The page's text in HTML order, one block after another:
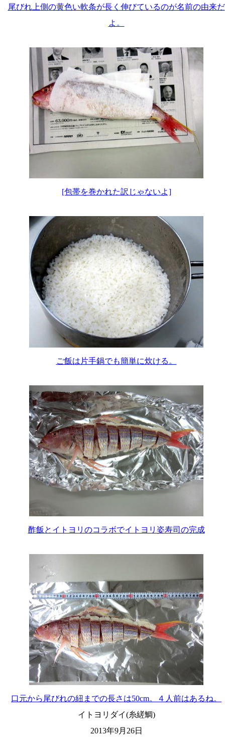
尾びれ上側の黄色い軟条が長く伸びているのが名前の由来だ
よ。
[包帯を巻かれた訳じゃないよ]
ご飯は片手鍋でも簡単に炊ける。
酢飯とイトヨリのコラボでイトヨリ姿寿司の完成
口元から尾びれの紐までの長さは50cm。４人前はあるね。
イトヨリダイ(糸縒鯛)
2013年9月26日